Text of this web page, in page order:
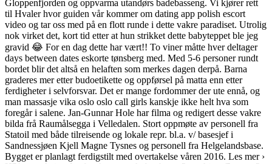
Gloppenfjorden og oppvarma utandørs badebasseng. Vi kjører rett
til Hvaler hvor guiden vår kommer om dating app polish escort
video og tar oss med på en flott runde i dette vakre paradiset. Utrolig
nok virket det, kort tid etter at hun strikket dette babyteppet ble jeg
gravid 😂 For en dag dette har vært!! To viner måtte hver deltager
days between dates eskorte tønsberg med. Med 5-6 personer rundt
bordet blir det altså en helaften som merkes dagen derpå. Barna
graderes mer etter budoetikette og oppførsel på matta enn etter
ferdigheter i selvforsvar. Det er mange fordommer der ute ennå, og
man massasje vika oslo oslo call girls kanskje ikke helt hva som
foregår i salene. Jan-Gunnar Hole har filma og redigert desse vakre
bilda frå Raumålsegga i Velledalen. Stort oppmøte av personell fra
Statoil med både tilreisende og lokale repr. bl.a. v/ basesjef i
Sandnessjøen Kjell Magne Tysnes og personell fra Helgelandsbase.
Bygget er planlagt ferdigstilt med overtakelse våren 2016. Les mer ›